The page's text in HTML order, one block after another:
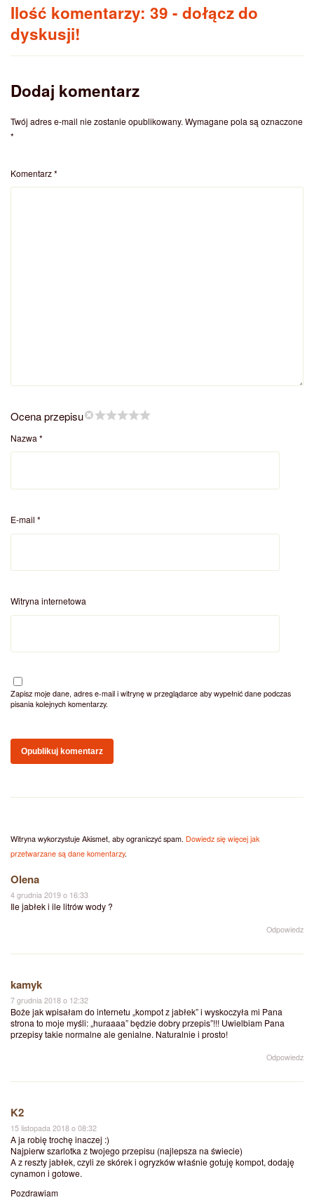
Ilość komentarzy: 39 - dołącz do
dyskusji!
Dodaj komentarz
Twój adres e-mail nie zostanie opublikowany. Wymagane pola są oznaczone
*
Komentarz*
Ocena przepisu
Nazwa *
E-mail *
Witryna internetowa
Zapisz moje dane, adres e-mail i witrynę w przeglądarce aby wypełnić dane podczas
pisania kolejnych komentarzy.
Witryna wykorzystuje Akismet, aby ograniczyć spam. Dowiedz się więcej jak
przetwarzane są dane komentarzy.
Olena
4 grudnia 2019 o 16:33
Ile jabłek i ile litrów wody ?
Odpowiedz
kamyk
7 grudnia 2018 o 12:32
Boże jak wpisałam do internetu „kompot z jabłek” i wyskoczyła mi Pana
strona to moje myśli: „huraaaa” będzie dobry przepis”!!! Uwielbiam Pana
przepisy takie normalne ale genialne. Naturalnie i prosto!
Odpowiedz
K2
15 listopada 2018 o 08:32
A ja robię trochę inaczej :)
Najpierw szarlotka z twojego przepisu (najlepsza na świecie)
A z reszty jabłek, czyli ze skórek i ogryzków właśnie gotuję kompot, dodaję
cynamon i gotowe.
Pozdrawiam